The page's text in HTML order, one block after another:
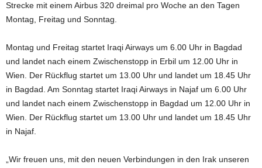
Strecke mit einem Airbus 320 dreimal pro Woche an den Tagen
Montag, Freitag und Sonntag.
Montag und Freitag startet Iraqi Airways um 6.00 Uhr in Bagdad
und landet nach einem Zwischenstopp in Erbil um 12.00 Uhr in
Wien. Der Rückflug startet um 13.00 Uhr und landet um 18.45 Uhr
in Bagdad. Am Sonntag startet Iraqi Airways in Najaf um 6.00 Uhr
und landet nach einem Zwischenstopp in Bagdad um 12.00 Uhr in
Wien. Der Rückflug startet um 13.00 Uhr und landet um 18.45 Uhr
in Najaf.
„Wir freuen uns, mit den neuen Verbindungen in den Irak unseren